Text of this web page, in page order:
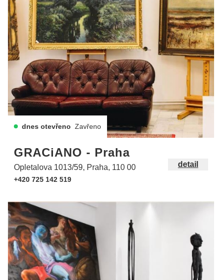
dnes otevřeno Zavřeno
GRACiANO - Praha
Opletalova 1013/59, Praha, 110 00
+420 725 142 519
detail